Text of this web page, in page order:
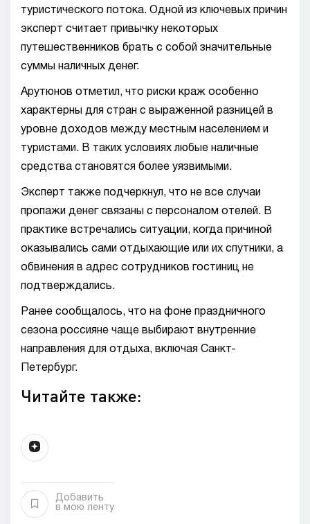
туристического потока. Одной из ключевых причин
эксперт считает привычку некоторых
путешественников брать с собой значительные
суммы наличных денег.
Арутюнов отметил, что риски краж особенно
характерны для стран с выраженной разницей в
уровне доходов между местным населением и
туристами. В таких условиях любые наличные
средства становятся более уязвимыми.
Эксперт также подчеркнул, что не все случаи
пропажи денег связаны с персоналом отелей. В
практике встречались ситуации, когда причиной
оказывались сами отдыхающие или их спутники, а
обвинения в адрес сотрудников гостиниц не
подтверждались.
Ранее сообщалось, что на фоне праздничного
сезона россияне чаще выбирают внутренние
направления для отдыха, включая Санкт-
Петербург.
Читайте также:
Добавить
в мою ленту